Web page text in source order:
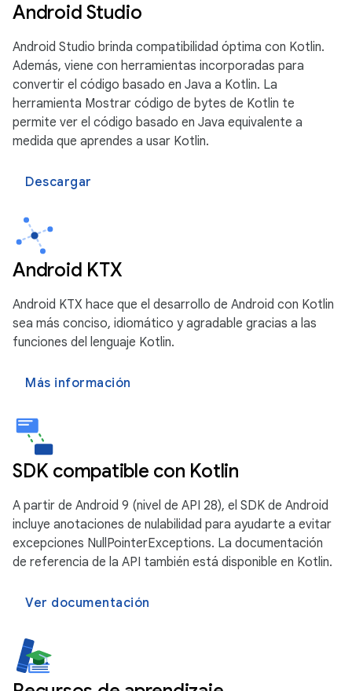
Android Studio
Android Studio brinda compatibilidad óptima con Kotlin.
Además, viene con herramientas incorporadas para
convertir el código basado en Java a Kotlin. La
herramienta Mostrar código de bytes de Kotlin te
permite ver el código basado en Java equivalente a
medida que aprendes a usar Kotlin.
Descargar
Android KTX
Android KTX hace que el desarrollo de Android con Kotlin
sea más conciso, idiomático y agradable gracias a las
funciones del lenguaje Kotlin.
Más información
SDK compatible con Kotlin
A partir de Android 9 (nivel de API 28), el SDK de Android
incluye anotaciones de nulabilidad para ayudarte a evitar
excepciones NullPointerExceptions. La documentación
de referencia de la API también está disponible en Kotlin.
Ver documentación